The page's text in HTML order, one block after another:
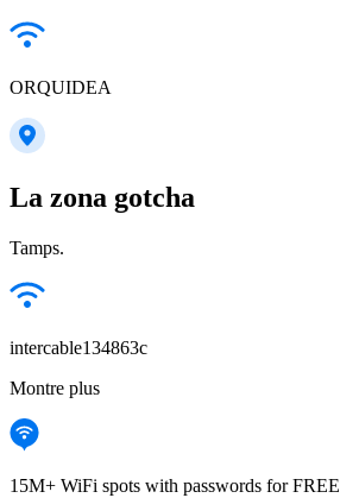
ORQUIDEA
La zona gotcha
Tamps.
intercable134863c
Montre plus
15M+ WiFi spots with passwords for FREE